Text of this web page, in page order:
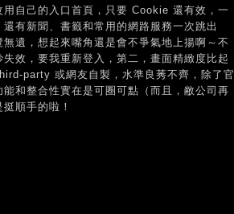
自己的入口首頁，只要 Cookie 還有效，一
有新聞、書籤和常用的網路服務一次跳出
遺，想起來嘴角還是會不爭氣地上揚啊～不
效，要我重新登入，第二，畫面精緻度比起
party 或網友自製，水準良莠不齊，除了官
和整合性實在是可圈可點（而且，敝公司再
順手的啦！